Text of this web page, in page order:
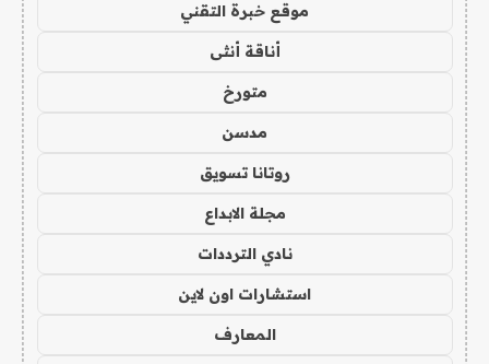
موقع خبرة التقني
أناقة أنثى
متورخ
مدسن
روتانا تسويق
مجلة الابداع
نادي الترددات
استشارات اون لاين
المعارف